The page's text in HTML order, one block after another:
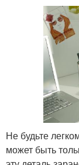
Не будьте
может быть